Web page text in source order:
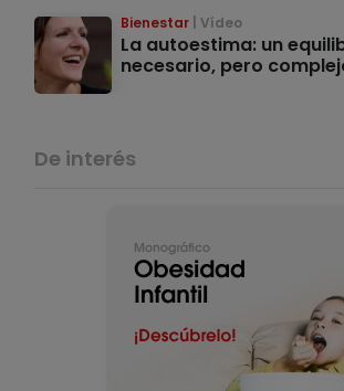
Bienestar Vídeo
La autoestima: un
necesario, pero
De interés